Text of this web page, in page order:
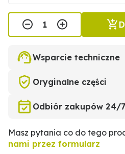
Wsparcie techniczne
Oryginalne części
Odbiór zakupów 24/7
Masz pytania co do tego
nami przez formularz